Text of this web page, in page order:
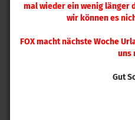
mal wieder ein wenig länger
wir können es
FOX macht nächste Woche
uns
Gut